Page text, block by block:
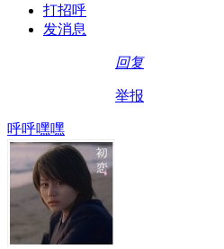
打招呼
发消息
回复
举报
呼呼嘿嘿